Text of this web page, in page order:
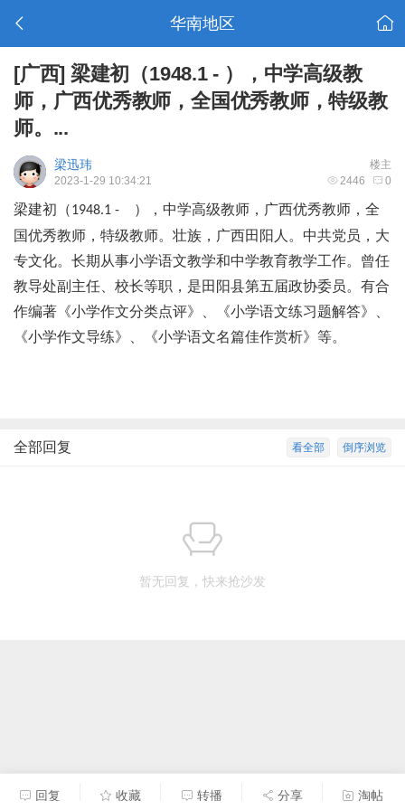
华南地区
[广西] 梁建初（1948.1 - ），中学高级教
师，广西优秀教师，全国优秀教师，特级教
师。...
楼主
梁迅玮
2446 0
2023-1-29 10:34:21
梁建初（1948.1 -
），中学高级教师，广西优秀教师，全
国优秀教师，特级教师。壮族，广西田阳人。中共党员，大
专文化。长期从事小学语文教学和中学教育教学工作。曾任
教导处副主任、校长等职，是田阳县第五届政协委员。有合
作编著《小学作文分类点评》、《小学语文练习题解答》、
《小学作文导练》、《小学语文名篇佳作赏析》等。
倒序浏览
看全部
全部回复
暂无回复，快来抢沙发
回复 收藏 转播 分享 淘帖